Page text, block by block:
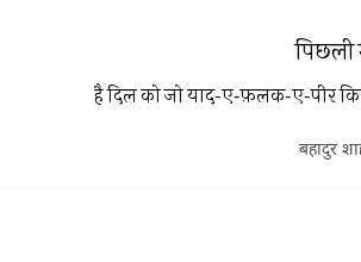
है दिल को जो याद-ए-फ़लक-ए-पीर
बहादुर